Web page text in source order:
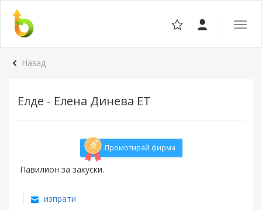
Назад
Елде - Елена Динева ЕТ
Промотирай фирма
Павилион за закуски.
изпрати